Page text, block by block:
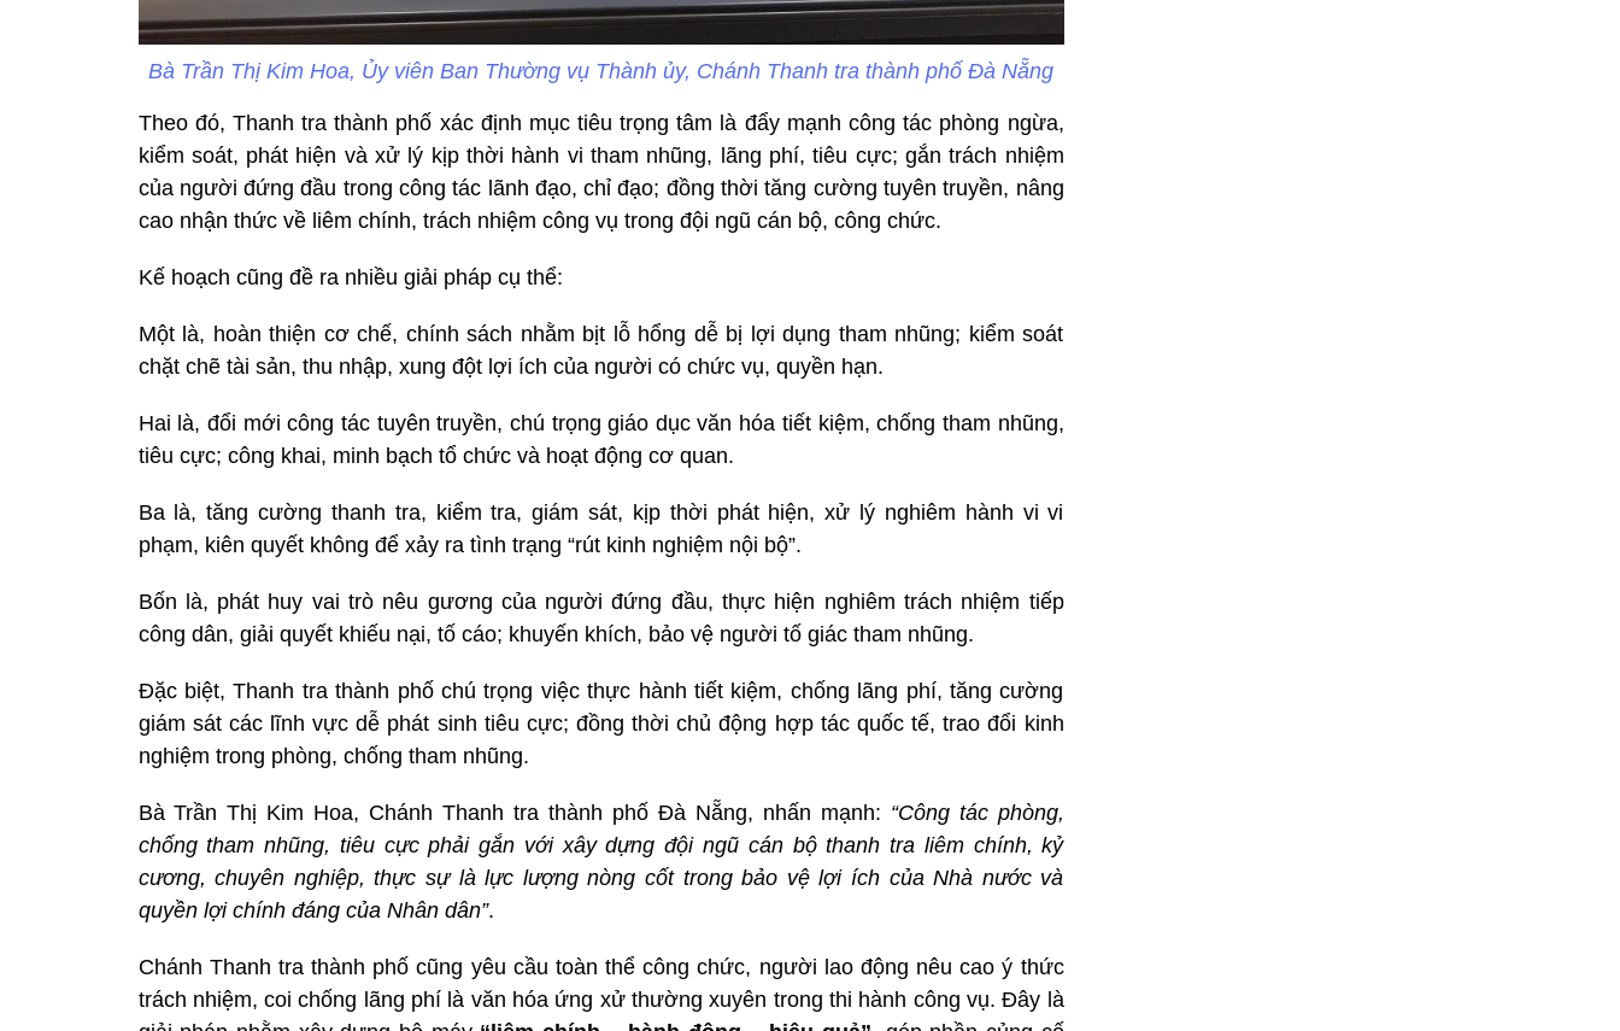
Bà Trần Thị Kim Hoa, Ủy viên Ban Thường vụ Thành ủy, Chánh Thanh tra thành phố Đà Nẵng
Theo đó, Thanh tra thành phố xác định mục tiêu trọng tâm là đẩy mạnh công tác phòng ngừa,
kiểm soát, phát hiện và xử lý kịp thời hành vi tham nhũng, lãng phí, tiêu cực; gắn trách nhiệm
của người đứng đầu trong công tác lãnh đạo, chỉ đạo; đồng thời tăng cường tuyên truyền, nâng
cao nhận thức về liêm chính, trách nhiệm công vụ trong đội ngũ cán bộ, công chức.
Kế hoạch cũng đề ra nhiều giải pháp cụ thể:
Một là, hoàn thiện cơ chế, chính sách nhằm bịt lỗ hổng dễ bị lợi dụng tham nhũng; kiểm soát
chặt chẽ tài sản, thu nhập, xung đột lợi ích của người có chức vụ, quyền hạn.
Hai là, đổi mới công tác tuyên truyền, chú trọng giáo dục văn hóa tiết kiệm, chống tham nhũng,
tiêu cực; công khai, minh bạch tổ chức và hoạt động cơ quan.
Ba là, tăng cường thanh tra, kiểm tra, giám sát, kịp thời phát hiện, xử lý nghiêm hành vi vi
phạm, kiên quyết không để xảy ra tình trạng “rút kinh nghiệm nội bộ”.
Bốn là, phát huy vai trò nêu gương của người đứng đầu, thực hiện nghiêm trách nhiệm tiếp
công dân, giải quyết khiếu nại, tố cáo; khuyến khích, bảo vệ người tố giác tham nhũng.
Đặc biệt, Thanh tra thành phố chú trọng việc thực hành tiết kiệm, chống lãng phí, tăng cường
giám sát các lĩnh vực dễ phát sinh tiêu cực; đồng thời chủ động hợp tác quốc tế, trao đổi kinh
nghiệm trong phòng, chống tham nhũng.
Bà Trần Thị Kim Hoa, Chánh Thanh tra thành phố Đà Nẵng, nhấn mạnh: “Công tác phòng,
chống tham nhũng, tiêu cực phải gắn với xây dựng đội ngũ cán bộ thanh tra liêm chính, kỷ
cương, chuyên nghiệp, thực sự là lực lượng nòng cốt trong bảo vệ lợi ích của Nhà nước và
quyền lợi chính đáng của Nhân dân”.
Chánh Thanh tra thành phố cũng yêu cầu toàn thể công chức, người lao động nêu cao ý thức
trách nhiệm, coi chống lãng phí là văn hóa ứng xử thường xuyên trong thi hành công vụ. Đây là